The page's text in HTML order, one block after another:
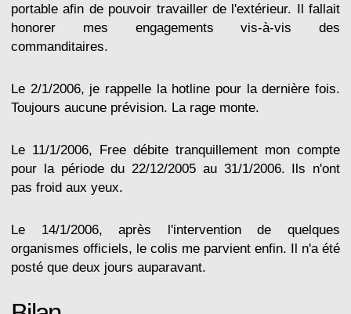
portable afin de pouvoir travailler de l'extérieur. Il fallait
honorer mes engagements vis-à-vis des
commanditaires.
Le 2/1/2006, je rappelle la hotline pour la dernière fois.
Toujours aucune prévision. La rage monte.
Le 11/1/2006, Free débite tranquillement mon compte
pour la période du 22/12/2005 au 31/1/2006. Ils n'ont
pas froid aux yeux.
Le 14/1/2006, après l'intervention de quelques
organismes officiels, le colis me parvient enfin. Il n'a été
posté que deux jours auparavant.